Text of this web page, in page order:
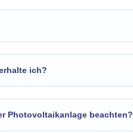
ich?
Photovoltaikanlage beachten?